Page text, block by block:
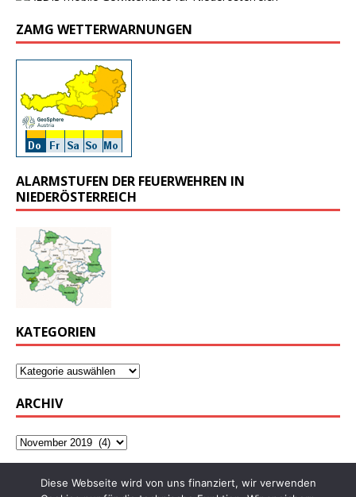
ZAMG WETTERWARNUNGEN
ALARMSTUFEN DER FEUERWEHREN IN
NIEDERÖSTERREICH
KATEGORIEN
ARCHIV
Diese Webseite wird von uns finanziert, wir verwenden